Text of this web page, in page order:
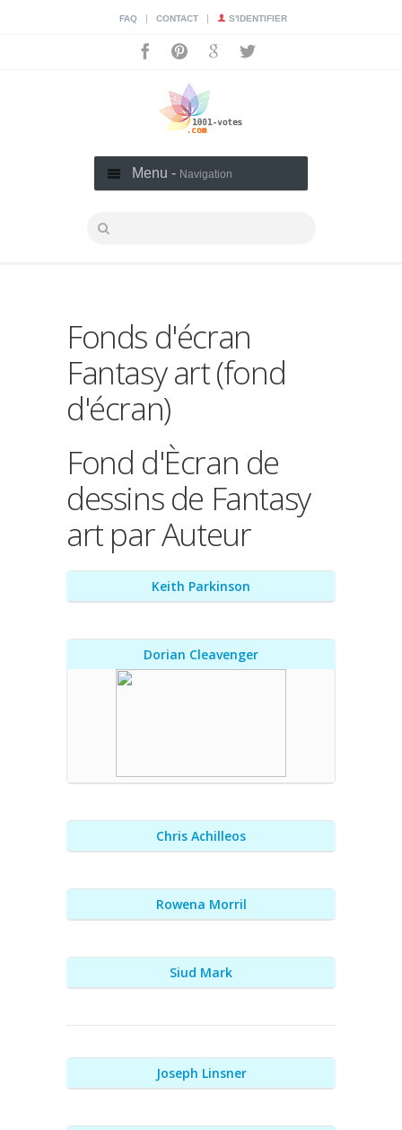
FAQ | CONTACT | S'IDENTIFIER
Menu - Navigation
Fonds d'écran
Fantasy art (fond
d'écran)
Fond d'Ècran de
dessins de Fantasy
art par Auteur
Keith Parkinson
Dorian Cleavenger
Chris Achilleos
Rowena Morril
Siud Mark
Joseph Linsner